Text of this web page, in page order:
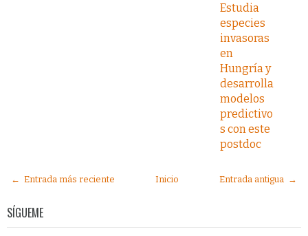
Estudia
especies
invasoras
en
Hungría y
desarrolla
modelos
predictivo
s con este
postdoc
← Entrada más reciente Entrada antigua →
Inicio
SÍGUEME